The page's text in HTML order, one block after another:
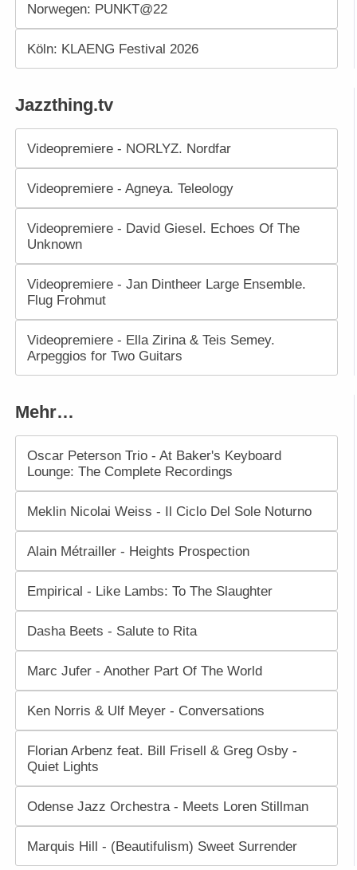
Norwegen: PUNKT@22
Köln: KLAENG Festival 2026
Jazzthing.tv
Videopremiere - NORLYZ. Nordfar
Videopremiere - Agneya. Teleology
Videopremiere - David Giesel. Echoes Of The
Unknown
Videopremiere - Jan Dintheer Large Ensemble.
Flug Frohmut
Videopremiere - Ella Zirina & Teis Semey.
Arpeggios for Two Guitars
Mehr…
Oscar Peterson Trio - At Baker's Keyboard
Lounge: The Complete Recordings
Meklin Nicolai Weiss - Il Ciclo Del Sole Noturno
Alain Métrailler - Heights Prospection
Empirical - Like Lambs: To The Slaughter
Dasha Beets - Salute to Rita
Marc Jufer - Another Part Of The World
Ken Norris & Ulf Meyer - Conversations
Florian Arbenz feat. Bill Frisell & Greg Osby -
Quiet Lights
Odense Jazz Orchestra - Meets Loren Stillman
Marquis Hill - (Beautifulism) Sweet Surrender